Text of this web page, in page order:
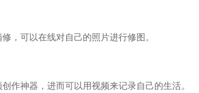
可以在线对自己的照片进行修图。
神器，进而可以用视频来记录自己的生活。